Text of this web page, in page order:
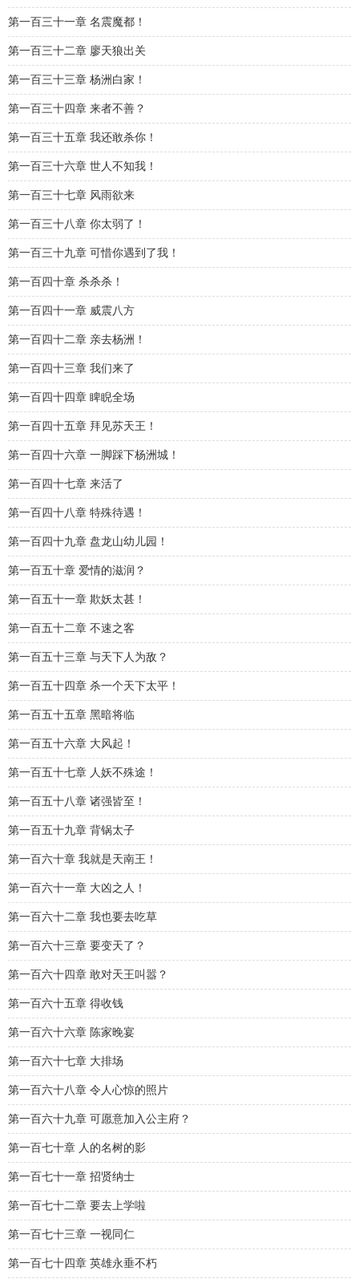
第一百三十一章 名震魔都！
第一百三十二章 廖天狼出关
第一百三十三章 杨洲白家！
第一百三十四章 来者不善？
第一百三十五章 我还敢杀你！
第一百三十六章 世人不知我！
第一百三十七章 风雨欲来
第一百三十八章 你太弱了！
第一百三十九章 可惜你遇到了我！
第一百四十章 杀杀杀！
第一百四十一章 威震八方
第一百四十二章 亲去杨洲！
第一百四十三章 我们来了
第一百四十四章 睥睨全场
第一百四十五章 拜见苏天王！
第一百四十六章 一脚踩下杨洲城！
第一百四十七章 来活了
第一百四十八章 特殊待遇！
第一百四十九章 盘龙山幼儿园！
第一百五十章 爱情的滋润？
第一百五十一章 欺妖太甚！
第一百五十二章 不速之客
第一百五十三章 与天下人为敌？
第一百五十四章 杀一个天下太平！
第一百五十五章 黑暗将临
第一百五十六章 大风起！
第一百五十七章 人妖不殊途！
第一百五十八章 诸强皆至！
第一百五十九章 背锅太子
第一百六十章 我就是天南王！
第一百六十一章 大凶之人！
第一百六十二章 我也要去吃草
第一百六十三章 要变天了？
第一百六十四章 敢对天王叫嚣？
第一百六十五章 得收钱
第一百六十六章 陈家晚宴
第一百六十七章 大排场
第一百六十八章 令人心惊的照片
第一百六十九章 可愿意加入公主府？
第一百七十章 人的名树的影
第一百七十一章 招贤纳士
第一百七十二章 要去上学啦
第一百七十三章 一视同仁
第一百七十四章 英雄永垂不朽